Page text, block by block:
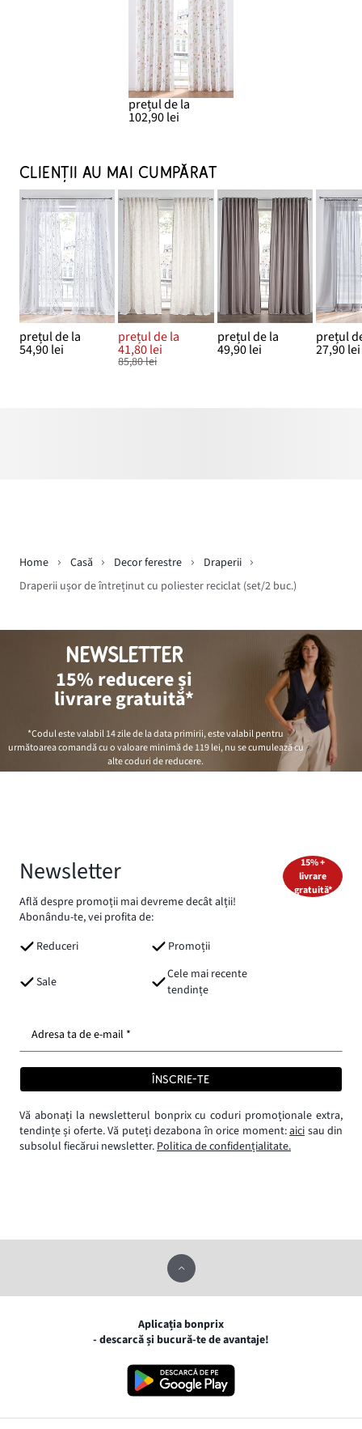
prețul de la
102,90 lei
CLIENȚII AU MAI CUMPĂRAT
prețul de la
54,90 lei
prețul de la
41,80 lei
85,80 lei
prețul de la
49,90 lei
prețul
27,90 lei
Home Casă Decor ferestre
Draperii
Draperii ușor de întreținut cu poliester reciclat (set/2 buc.)
NEWSLETTER
15% reducere și
livrare gratuită*
*Codul este valabil 14 zile de la data primirii, este valabil pentru
următoarea comandă cu o valoare minimă de119 lei, nu se cumulează cu
alte coduri de reducere.
Newsletter
Află despre promoții mai devreme decât alții!
Abonându-te, vei profita de:
Reduceri
Promoții
Sale
Cele mai recente
tendințe
15% +
livrare
gratuită*
Adresa ta de e-mail *
ÎNSCRIE-TE
Vă abonați la newsletterul bonprix cu coduri promoționale extra,
tendințe și oferte. Vă puteți dezabona în orice moment:aici sau din
subsolul fiecărui newsletter. Politica de confidențialitate.
Aplicația bonprix
- descarcă și bucură-te de avantaje!